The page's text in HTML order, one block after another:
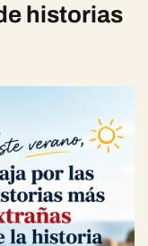
historias